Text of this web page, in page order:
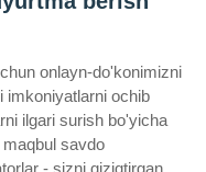
onlayn-do'konimizni
imkoniyatlarni ochib
ilgari surish bo'yicha
savdo
- sizni qiziqtirgan